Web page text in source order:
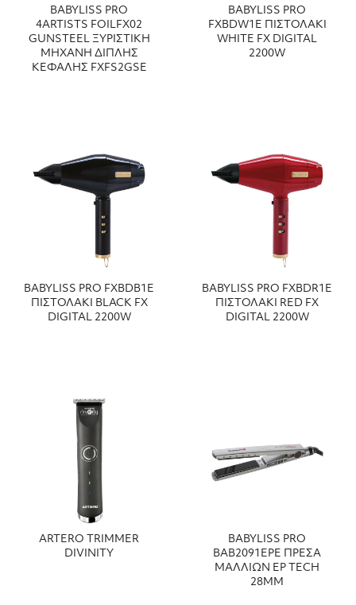
BABYLISS PRO
4ARTISTS FOILFX02
GUNSTEEL ΞΥΡΙΣΤΙΚΗ
ΜΗΧΑΝΗ ΔΙΠΛΗΣ
ΚΕΦΑΛΗΣ FXFS2GSE
BABYLISS PRO
FXBDW1E ΠΙΣΤΟΛΑΚΙ
WHITE FX DIGITAL
2200W
BABYLISS PRO FXBDΒ1E
ΠΙΣΤΟΛΑΚΙ BLACK FX
DIGITAL 2200W
BABYLISS PRO FXBDR1E
ΠΙΣΤΟΛΑΚΙ RED FX
DIGITAL 2200W
ARTERO TRIMMER
DIVINITY
BABYLISS PRO
ΒΑΒ2091EPE ΠΡΕΣΑ
ΜΑΛΛΙΩΝ EP TECH
28MM